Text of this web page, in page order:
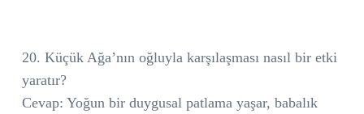
20. Küçük Ağa’nın oğluyla karşılaşması nasıl bir etki
yaratır?
Cevap: Yoğun bir duygusal patlama yaşar, babalık